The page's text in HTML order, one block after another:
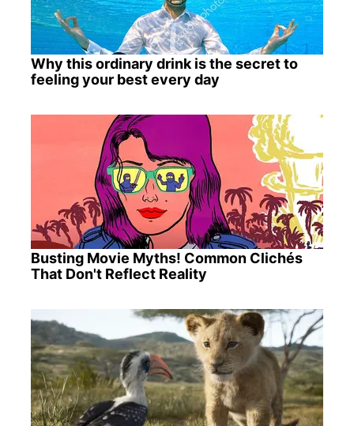
Why this ordinary drink is the secret to
feeling your best every day
Busting Movie Myths! Common Clichés
That Don't Reflect Reality